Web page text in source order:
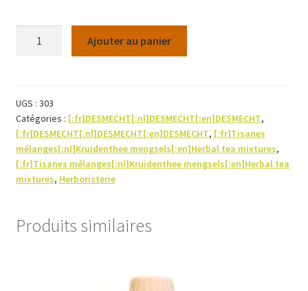
soir
Tisane-
100g
Ajouter au panier
UGS : 303
Catégories : [:fr]DESMECHT[:nl]DESMECHT[:en]DESMECHT,
[:fr]DESMECHT[:nl]DESMECHT[:en]DESMECHT, [:fr]Tisanes
mélanges[:nl]Kruidenthee mengsels[:en]Herbal tea mixtures,
[:fr]Tisanes mélanges[:nl]Kruidenthee mengsels[:en]Herbal tea
mixtures, Herboristerie
Produits similaires